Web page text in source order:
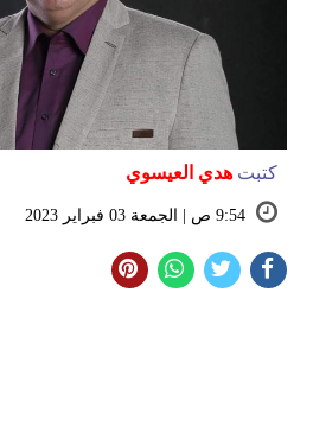
كتبت هدي العيسوي
9:54 ص | الجمعة 03 فبراير 2023